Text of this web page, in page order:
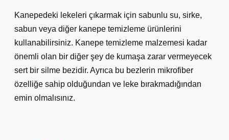
Kanepedeki lekeleri çıkarmak için sabunlu su, sirke,
sabun veya diğer kanepe temizleme ürünlerini
kullanabilirsiniz. Kanepe temizleme malzemesi kadar
önemli olan bir diğer şey de kumaşa zarar vermeyecek
sert bir silme bezidir. Ayrıca bu bezlerin mikrofiber
özelliğe sahip olduğundan ve leke bırakmadığından
emin olmalısınız.